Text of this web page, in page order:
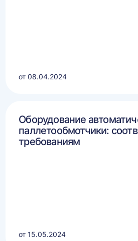
от 08.04.2024
Оборудование
паллетообмотчики:
требованиям
от 15.05.2024